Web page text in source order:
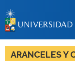
ARANCELES Y